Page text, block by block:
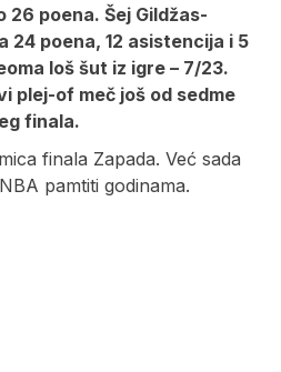
26 poena. Šej Gildžas-
24 poena, 12 asistencija i 5
loš šut iz igre – 7/23.
plej-of meč još od sedme
finala.
finala Zapada. Već sada
pamtiti godinama.